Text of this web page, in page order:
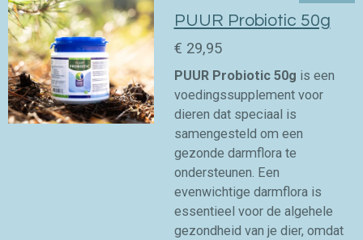
PUUR Probiotic 50g
€ 29,95
PUUR Probiotic 50g is een
voedingssupplement voor
dieren dat speciaal is
samengesteld om een
gezonde darmflora te
ondersteunen. Een
evenwichtige darmflora is
essentieel voor de algehele
gezondheid van je dier, omdat